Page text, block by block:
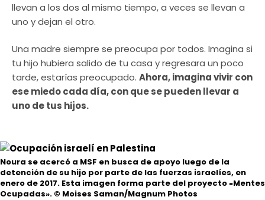
llevan a los dos al mismo tiempo, a veces se llevan a
uno y dejan el otro.
Una madre siempre se preocupa por todos. Imagina si
tu hijo hubiera salido de tu casa y regresara un poco
tarde, estarías preocupado. Ahora, imagina vivir con
ese miedo cada día, con que se pueden llevar a
uno de tus hijos.
Noura se acercó a MSF en busca de apoyo luego de la
detención de su hijo por parte de las fuerzas israelíes, en
enero de 2017. Esta imagen forma parte del proyecto «Mentes
Ocupadas». © Moises Saman/Magnum Photos